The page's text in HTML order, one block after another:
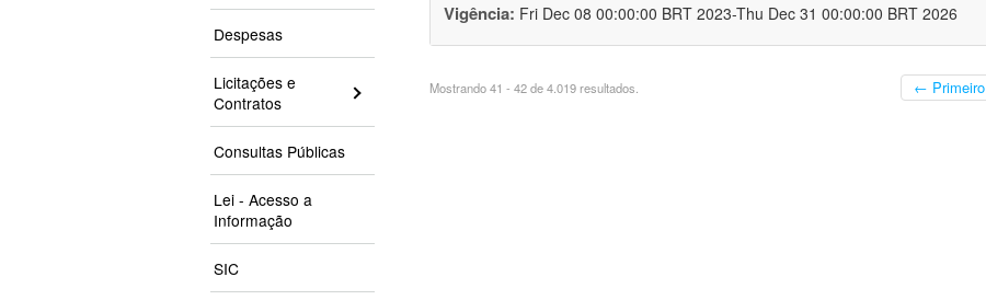
Despesas
Licitações e
Contratos
Consultas Públicas
Lei - Acesso a
Informação
SIC
Vigência: Fri Dec 08 00:00:00 BRT 2023-Thu Dec 31 00:00:00 BRT 2026
Mostrando 41 - 42 de 4.019 resultados. ← Primeiro